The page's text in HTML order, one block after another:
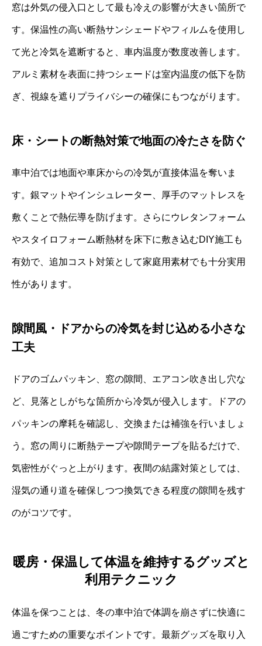
窓は外気の侵入口として最も冷えの影響が大きい箇所で
す。保温性の高い断熱サンシェードやフィルムを使用し
て光と冷気を遮断すると、車内温度が数度改善します。
アルミ素材を表面に持つシェードは室内温度の低下を防
ぎ、視線を遮りプライバシーの確保にもつながります。
床・シートの断熱対策で地面の冷たさを防ぐ
車中泊では地面や車床からの冷気が直接体温を奪いま
す。銀マットやインシュレーター、厚手のマットレスを
敷くことで熱伝導を防げます。さらにウレタンフォーム
やスタイロフォーム断熱材を床下に敷き込むDIY施工も
有効で、追加コスト対策として家庭用素材でも十分実用
性があります。
隙間風・ドアからの冷気を封じ込める小さな
工夫
ドアのゴムパッキン、窓の隙間、エアコン吹き出し穴な
ど、見落としがちな箇所から冷気が侵入します。ドアの
パッキンの摩耗を確認し、交換または補強を行いましょ
う。窓の周りに断熱テープや隙間テープを貼るだけで、
気密性がぐっと上がります。夜間の結露対策としては、
湿気の通り道を確保しつつ換気できる程度の隙間を残す
のがコツです。
暖房・保温して体温を維持するグッズと
利用テクニック
体温を保つことは、冬の車中泊で体調を崩さずに快適に
過ごすための重要なポイントです。最新グッズを取り入